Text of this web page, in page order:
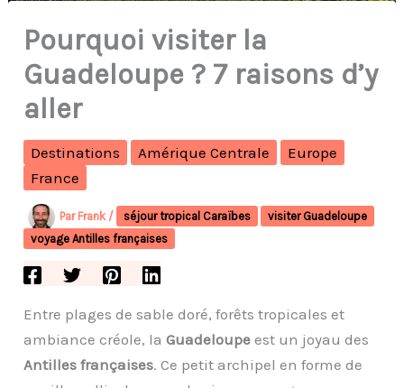
Pourquoi visiter la
Guadeloupe ? 7 raisons d’y
aller
Destinations Amérique Centrale
Europe
France
Par Frank / séjour tropical Caraïbes
visiter Guadeloupe
voyage Antilles françaises
Entre plages de sable doré, forêts tropicales et
ambiance créole, laGuadeloupe est un joyau des
Antilles françaises. Ce petit archipel en forme de